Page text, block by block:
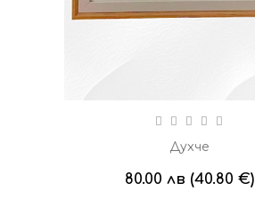
Духче
80.00 лв (40.80 €)